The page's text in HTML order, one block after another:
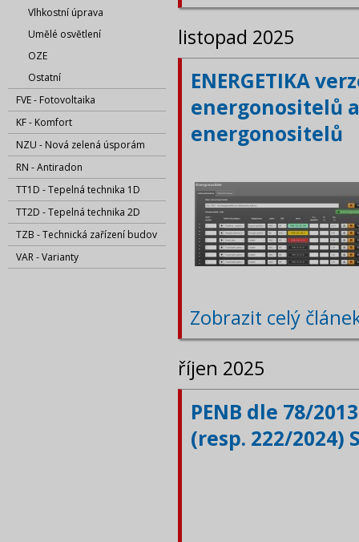
Vlhkostní úprava
Umělé osvětlení
OZE
Ostatní
FVE - Fotovoltaika
KF - Komfort
NZU - Nová zelená úsporám
RN - Antiradon
TT1D - Tepelná technika 1D
TT2D - Tepelná technika 2D
TZB - Technická zařízení budov
VAR - Varianty
listopad 2025
ENERGETIKA
energonositelů
energonositelů
Zobrazit celý
říjen 2025
PENB dle 78/
(resp. 222/2024)